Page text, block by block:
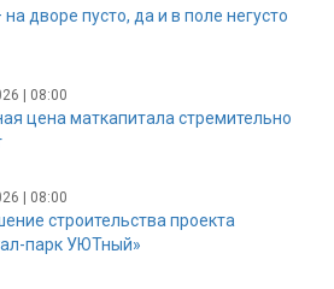
дворе пусто, да и в поле негусто
| 08:00
цена маткапитала стремительно
| 08:00
строительства проекта
парк УЮТный»